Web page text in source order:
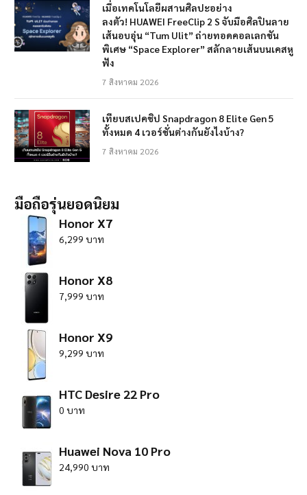
เมื่อเทคโนโลยีผสานศิลปะอย่าง
ลงตัว! HUAWEI FreeClip 2 S จับมือศิลปินลาย
เส้นอบอุ่น “Tum Ulit” ถ่ายทอดคอลเลกชัน
พิเศษ “Space Explorer” สลักลายเส้นบนเคสหู
ฟัง
7 สิงหาคม 2026
เทียบสเปคชิป Snapdragon 8 Elite Gen 5
ทั้งหมด 4 เวอร์ชั่นต่างกันยังไงบ้าง?
7 สิงหาคม 2026
มือถือรุ่นยอดนิยม
Honor X7
6,299 บาท
Honor X8
7,999 บาท
Honor X9
9,299 บาท
HTC Desire 22 Pro
0 บาท
Huawei Nova 10 Pro
24,990 บาท